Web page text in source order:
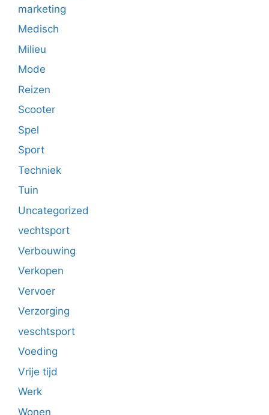
marketing
Medisch
Milieu
Mode
Reizen
Scooter
Spel
Sport
Techniek
Tuin
Uncategorized
vechtsport
Verbouwing
Verkopen
Vervoer
Verzorging
veschtsport
Voeding
Vrije tijd
Werk
Wonen